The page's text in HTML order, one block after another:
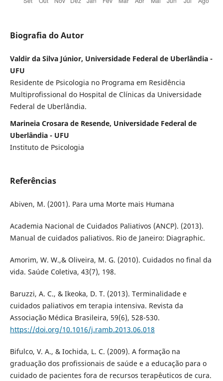
Biografia do Autor
Valdir da Silva Júnior, Universidade Federal de Uberlândia -
UFU
Residente de Psicologia no Programa em Residência
Multiprofissional do Hospital de Clínicas da Universidade
Federal de Uberlândia.
Marineia Crosara de Resende, Universidade Federal de
Uberlândia - UFU
Instituto de Psicologia
Referências
Abiven, M. (2001). Para uma Morte mais Humana
Academia Nacional de Cuidados Paliativos (ANCP). (2013).
Manual de cuidados paliativos. Rio de Janeiro: Diagraphic.
Amorim, W. W.,& Oliveira, M. G. (2010). Cuidados no final da
vida. Saúde Coletiva, 43(7), 198.
Baruzzi, A. C., & Ikeoka, D. T. (2013). Terminalidade e
cuidados paliativos em terapia intensiva. Revista da
Associação Médica Brasileira, 59(6), 528-530.
https://doi.org/10.1016/j.ramb.2013.06.018
Bifulco, V. A., & Iochida, L. C. (2009). A formação na
graduação dos profissionais de saúde e a educação para o
cuidado de pacientes fora de recursos terapêuticos de cura.